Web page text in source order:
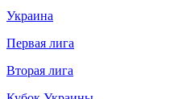
Украина
Первая лига
Вторая лига